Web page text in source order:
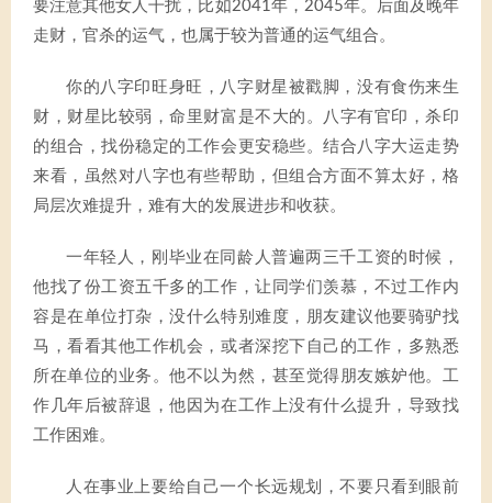
要注意其他女人干扰，比如2041年，2045年。后面及晚年
走财，官杀的运气，也属于较为普通的运气组合。
你的八字印旺身旺，八字财星被戳脚，没有食伤来生
财，财星比较弱，命里财富是不大的。八字有官印，杀印
的组合，找份稳定的工作会更安稳些。结合八字大运走势
来看，虽然对八字也有些帮助，但组合方面不算太好，格
局层次难提升，难有大的发展进步和收获。
一年轻人，刚毕业在同龄人普遍两三千工资的时候，
他找了份工资五千多的工作，让同学们羡慕，不过工作内
容是在单位打杂，没什么特别难度，朋友建议他要骑驴找
马，看看其他工作机会，或者深挖下自己的工作，多熟悉
所在单位的业务。他不以为然，甚至觉得朋友嫉妒他。工
作几年后被辞退，他因为在工作上没有什么提升，导致找
工作困难。
人在事业上要给自己一个长远规划，不要只看到眼前